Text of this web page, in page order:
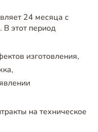
24 месяца с
В этот период
изготовления,
на техническое